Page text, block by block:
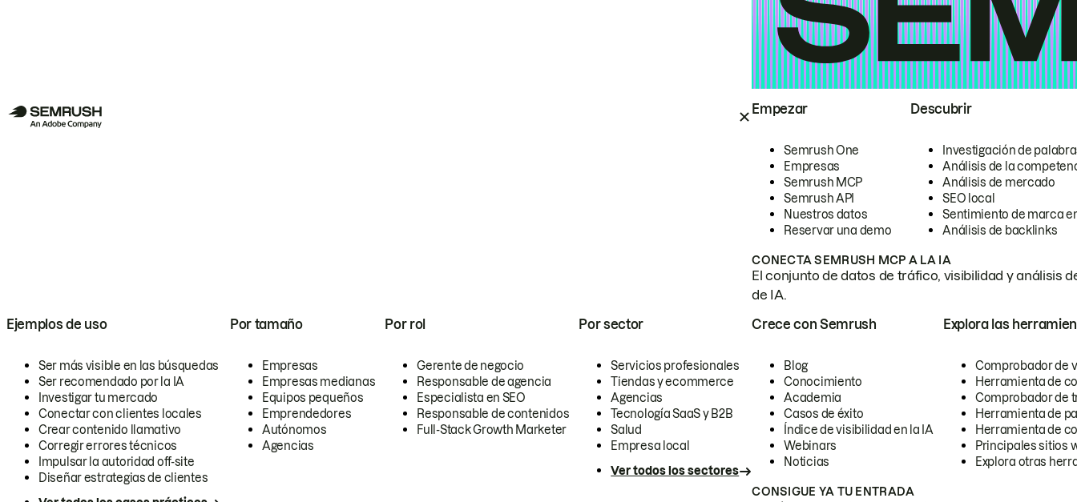
Empezar
Semrush One
Empresas
Semrush MCP
Semrush API
Nuestros datos
Reservar una demo
Descubrir
Investigación de
Análisis de la
Análisis de mercado
SEO local
Sentimiento de marca
Análisis de backlinks
CONECTA SEMRUSH MCP A LA IA
El conjunto de datos de tráfico, visibilidad y análisis
de IA.
Ejemplos de uso
Ser más visible en las búsquedas
Ser recomendado por la IA
Investigar tu mercado
Conectar con clientes locales
Crear contenido llamativo
Corregir errores técnicos
Impulsar la autoridad off-site
Diseñar estrategias de clientes
Por tamaño
Empresas
Empresas medianas
Equipos pequeños
Emprendedores
Autónomos
Agencias
Por rol
Gerente de negocio
Responsable de agencia
Especialista en SEO
Responsable de contenidos
Full-Stack Growth Marketer
Por sector
Servicios profesionales
Tiendas y ecommerce
Agencias
Tecnología SaaS y B2B
Salud
Empresa local
Ver todos los sectores
Crece con Semrush
Blog
Conocimiento
Academia
Casos de éxito
Índice de visibilidad en la IA
Webinars
Noticias
Explora las
Comprobador de
Herramienta de
Comprobador de
Herramienta de
Herramienta de
Principales sitios
Explora otras
CONSIGUE YA TU ENTRADA